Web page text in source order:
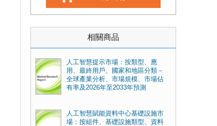
相關商品
人工智慧提示市場：按類型、應
用、最終用戶、國家和地區分類－
全球產業分析、市場規模、市場佔
有率及2026年至2033年預測
人工智慧賦能資料中心基礎設施市
場：按組件、基礎設施類型、資料